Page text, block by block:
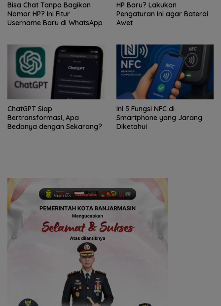
Bisa Chat Tanpa Bagikan
Nomor HP? Ini Fitur
Username Baru di WhatsApp
HP Baru? Lakukan
Pengaturan Ini agar Baterai
Awet
ChatGPT Siap
Bertransformasi, Apa
Bedanya dengan Sekarang?
Ini 5 Fungsi NFC di
Smartphone yang Jarang
Diketahui